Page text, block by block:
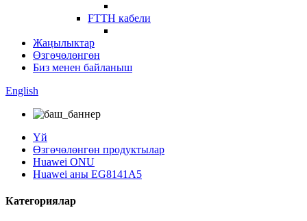
FTTH кабели
Жаңылыктар
Өзгөчөлөнгөн
Биз менен байланыш
English
Үй
Өзгөчөлөнгөн продуктылар
Huawei ONU
Huawei аны EG8141A5
Категориялар